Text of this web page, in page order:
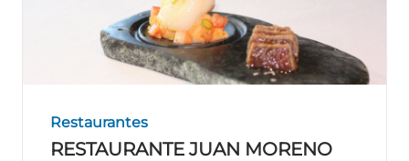
Restaurantes
RESTAURANTE JUAN MORENO